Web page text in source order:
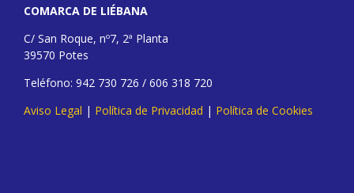
COMARCA DE LIÉBANA
C/ San Roque, nº7, 2ª Planta
39570 Potes
Teléfono: 942 730 726 / 606 318 720
Aviso Legal | Política de Privacidad | Política de Cookies